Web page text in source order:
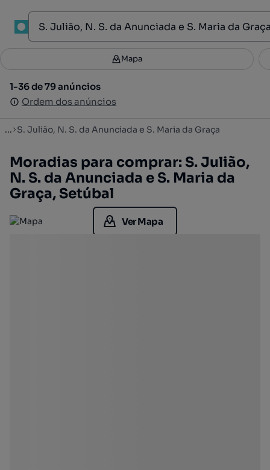
Filtros 2
1-36 de 79 anúncios
Ordem dos anúncios
Mapa
1-36 de 79 anúncios
Ordem dos anúncios
... S. Julião, N. S. da Anunciada e S. Maria da Graça
Moradias para comprar: S. Julião,
N. S. da Anunciada e S. Maria da
Graça, Setúbal
Ver Mapa